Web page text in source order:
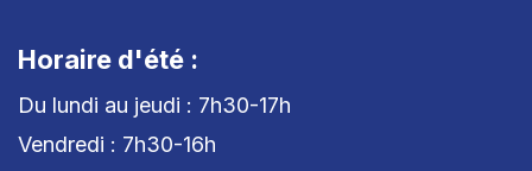
Horaire d'été :
Du lundi au jeudi : 7h30-17h
Vendredi : 7h30-16h